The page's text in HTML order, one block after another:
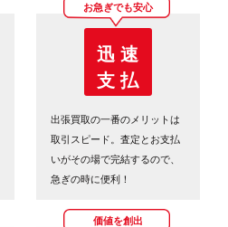
お急ぎでも安心
迅 速
支 払
出張買取の一番のメリットは
取引スピード。査定とお支払
いがその場で完結するので、
急ぎの時に便利！
価値を創出